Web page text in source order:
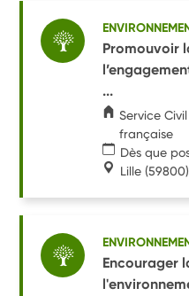
Promouvoir
...
Service
française
Dès que
Lille (59800)
Encourager